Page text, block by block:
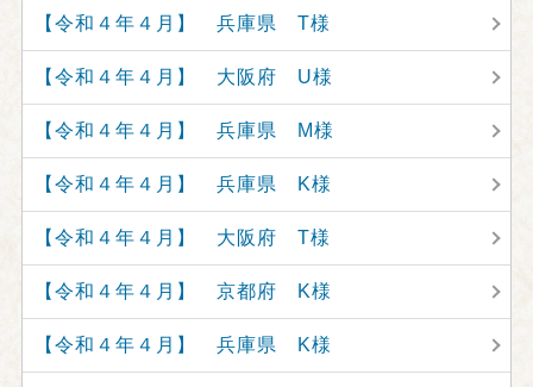
【令和４年４月】 兵庫県 T様
【令和４年４月】 大阪府 U様
【令和４年４月】 兵庫県 M様
【令和４年４月】 兵庫県 K様
【令和４年４月】 大阪府 T様
【令和４年４月】 京都府 K様
【令和４年４月】 兵庫県 K様